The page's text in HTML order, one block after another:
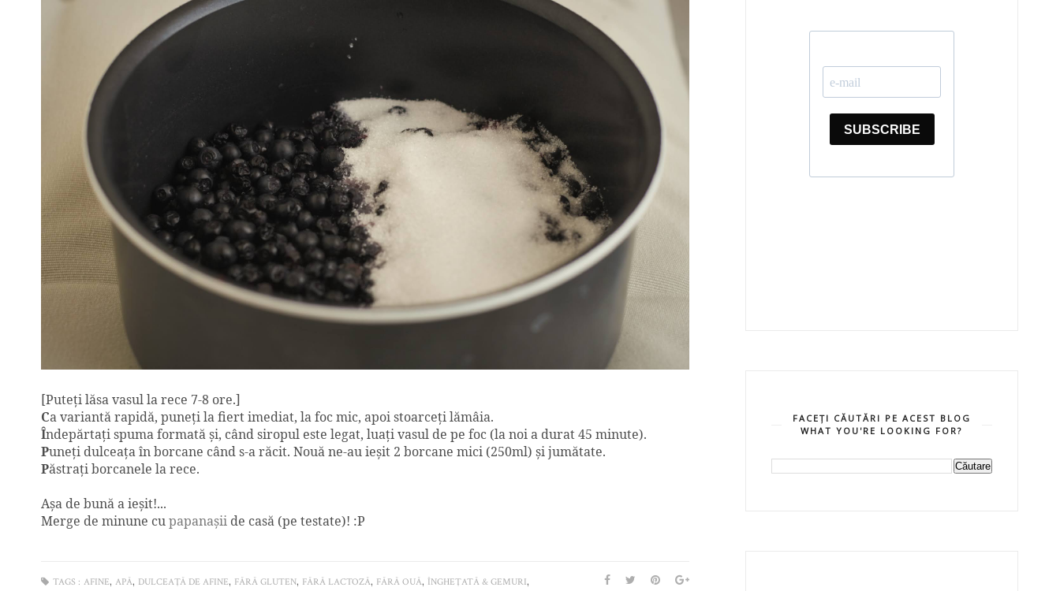
[Puteţi lăsa vasul la rece 7-8 ore.]
Ca variantă rapidă, puneţi la fiert imediat, la foc mic, apoi stoarceţi lămâia.
Îndepărtaţi spuma formată şi, când siropul este legat, luaţi vasul de pe foc (la noi a durat 45 minute).
Puneţi dulceaţa în borcane când s-a răcit. Nouă ne-au ieşit 2 borcane mici (250ml) şi jumătate.
Păstraţi borcanele la rece.
Aşa de bună a ieşit!...
Merge de minune cupapanaşii de casă (pe testate)! :P
TAGS : AFINE, APĂ, DULCEAŢĂ DE AFINE, FĂRĂ GLUTEN, FĂRĂ LACTOZĂ, FĂRĂ OUĂ, ÎNGHEŢATĂ & GEMURI,
FACEȚI CĂUTĂRI PE ACEST BLOG
WHAT YOU'RE LOOKING FOR?